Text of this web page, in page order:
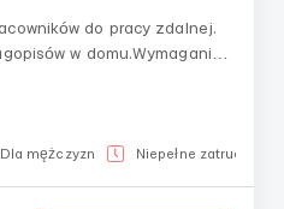
do pracy zdalnej.
w domu.Wymagania
studentów,
macierzyńskim oraz tych,
Dla mężczyzn Niepełne zatrudnienie